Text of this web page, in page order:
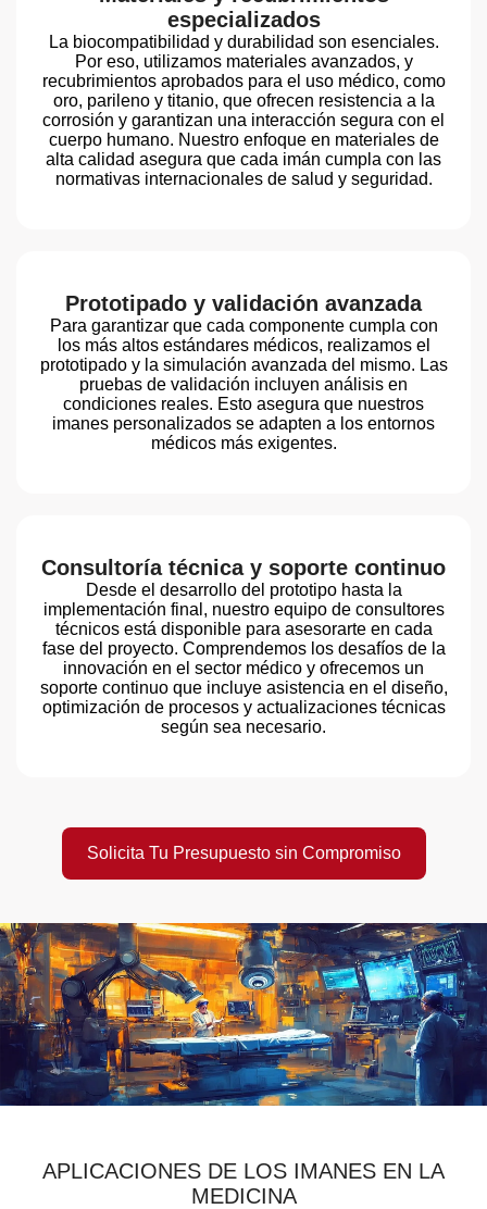
especializados
La biocompatibilidad y durabilidad son esenciales.
Por eso, utilizamos materiales avanzados, y
recubrimientos aprobados para el uso médico, como
oro, parileno y titanio, que ofrecen resistencia a la
corrosión y garantizan una interacción segura con el
cuerpo humano. Nuestro enfoque en materiales de
alta calidad asegura que cada imán cumpla con las
normativas internacionales de salud y seguridad.
Prototipado y validación avanzada
Para garantizar que cada componente cumpla con
los más altos estándares médicos, realizamos el
prototipado y la simulación avanzada del mismo. Las
pruebas de validación incluyen análisis en
condiciones reales. Esto asegura que nuestros
imanes personalizados se adapten a los entornos
médicos más exigentes.
Consultoría técnica y soporte continuo
Desde el desarrollo del prototipo hasta la
implementación final, nuestro equipo de consultores
técnicos está disponible para asesorarte en cada
fase del proyecto. Comprendemos los desafíos de la
innovación en el sector médico y ofrecemos un
soporte continuo que incluye asistencia en el diseño,
optimización de procesos y actualizaciones técnicas
según sea necesario.
Solicita Tu Presupuesto sin Compromiso
APLICACIONES DE LOS IMANES EN LA
MEDICINA